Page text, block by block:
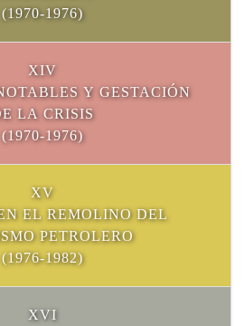
(1970-1976)
XIV
Y GESTACIÓN
LA CRISIS
(1970-1976)
XV
EL REMOLINO DEL
PETROLERO
(1976-1982)
XVI